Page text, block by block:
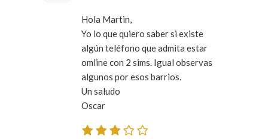
Hola Martin,
Yo lo que quiero saber si existe
algún teléfono que admita estar
omline con 2 sims. Igual observas
algunos por esos barrios.
Un saludo
Oscar